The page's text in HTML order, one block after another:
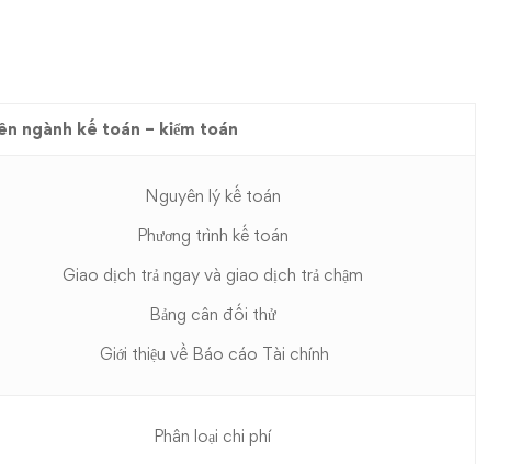
ngành kế toán – kiểm toán
Nguyên lý kế toán
Phương trình kế toán
Giao dịch trả ngay và giao dịch trả chậm
Bảng cân đối thử
Giới thiệu về Báo cáo Tài chính
Phân loại chi phí